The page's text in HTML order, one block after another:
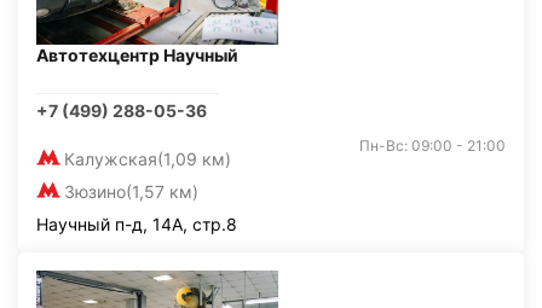
Автотехцентр Научный
+7 (499) 288-05-36
Калужская(1,09 км)
Зюзино(1,57 км)
Пн-Вс: 09:00 - 21:00
Научный п-д, 14А, стр.8